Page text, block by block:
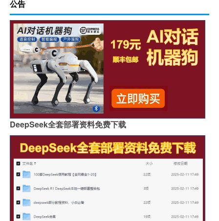
公告
DeepSeek全套部署资料免费下载